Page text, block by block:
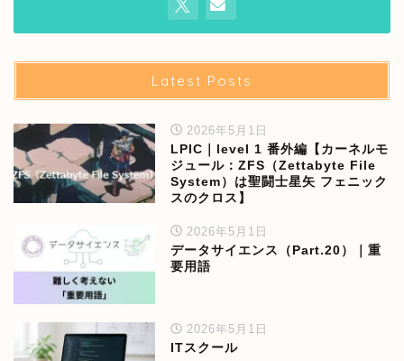
Latest Posts
2026年5月1日
LPIC｜level 1 番外編【カーネルモ
ジュール：ZFS（Zettabyte File
System）は聖闘士星矢 フェニック
スのクロス】
2026年5月1日
データサイエンス（Part.20）｜重
要用語
2026年5月1日
ITスクール